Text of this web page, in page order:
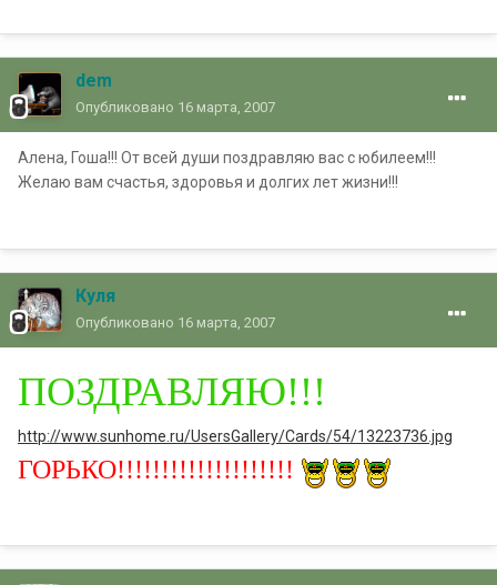
dem
Опубликовано 16 марта, 2007
Алена, Гоша!!! От всей души поздравляю вас с юбилеем!!!
Желаю вам счастья, здоровья и долгих лет жизни!!!
Куля
Опубликовано 16 марта, 2007
ПОЗДРАВЛЯЮ!!!
http://www.sunhome.ru/UsersGallery/Cards/54/13223736.jpg
ГОРЬКО!!!!!!!!!!!!!!!!!!!!